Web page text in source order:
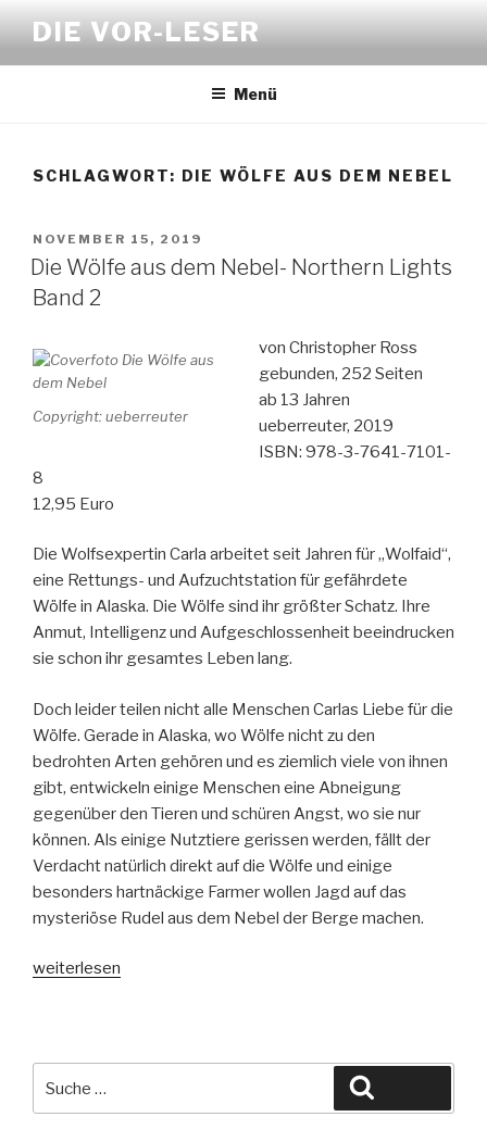
Inhalt
springen
DIE VOR-LESER
Menü
SCHLAGWORT: DIE WÖLFE AUS DEM NEBEL
VERÖFFENTLICHT
AM
NOVEMBER 15, 2019
Die Wölfe aus dem Nebel- Northern Lights
Band 2
Copyright: ueberreuter
von Christopher Ross
gebunden, 252 Seiten
ab 13 Jahren
ueberreuter, 2019
ISBN: 978-3-7641-7101-
8
12,95 Euro
Die Wolfsexpertin Carla arbeitet seit Jahren für „Wolfaid“,
eine Rettungs- und Aufzuchtstation für gefährdete
Wölfe in Alaska. Die Wölfe sind ihr größter Schatz. Ihre
Anmut, Intelligenz und Aufgeschlossenheit beeindrucken
sie schon ihr gesamtes Leben lang.
Doch leider teilen nicht alle Menschen Carlas Liebe für die
Wölfe. Gerade in Alaska, wo Wölfe nicht zu den
bedrohten Arten gehören und es ziemlich viele von ihnen
gibt, entwickeln einige Menschen eine Abneigung
gegenüber den Tieren und schüren Angst, wo sie nur
können. Als einige Nutztiere gerissen werden, fällt der
Verdacht natürlich direkt auf die Wölfe und einige
besonders hartnäckige Farmer wollen Jagd auf das
mysteriöse Rudel aus dem Nebel der Berge machen.
„Die
Nebel-
Northern
weiterlesen
nach: